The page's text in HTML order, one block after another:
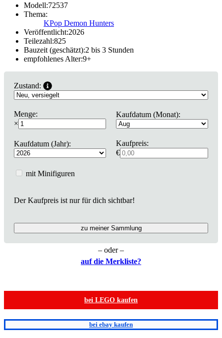
Modell:72537
Thema:
KPop Demon Hunters
Veröffentlicht:2026
Teilezahl:825
Bauzeit (geschätzt):2 bis 3 Stunden
empfohlenes Alter:9+
Zustand:
Menge:
×
Kaufdatum (Monat):
Kaufdatum (Jahr):
Kaufpreis:
€
Der Kaufpreis ist nur für dich sichtbar!
zu meiner Sammlung
mit Minifiguren
– oder –
auf die Merkliste?
bei LEGO kaufen
bei ebay kaufen